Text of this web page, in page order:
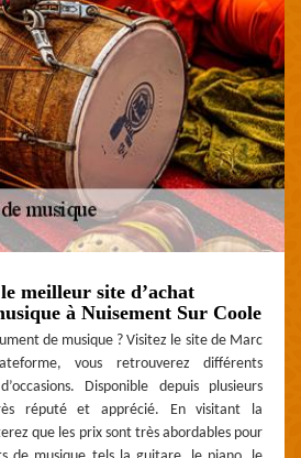
meilleur site d’achat
à Nuisement Sur Coole
de musique ? Visitez le site de Marc
vous retrouverez différents
Disponible depuis plusieurs
réputé et apprécié. En visitant la
que les prix sont très abordables pour